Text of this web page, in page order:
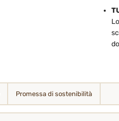
Promessa di sostenibilità